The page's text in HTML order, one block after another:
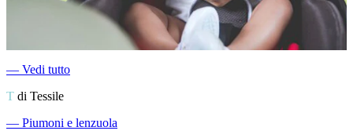
― Vedi tutto
T di Tessile
― Piumoni e lenzuola